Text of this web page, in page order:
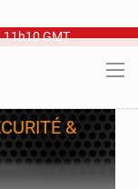
11h10 GMT
&